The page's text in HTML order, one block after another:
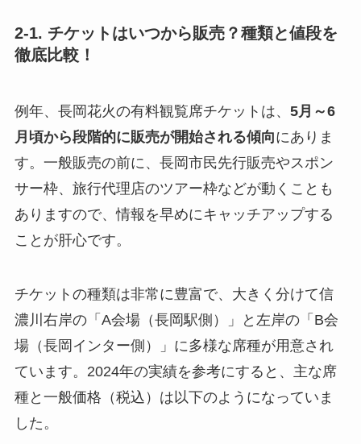
2-1. チケットはいつから販売？種類と値段を
徹底比較！
例年、長岡花火の有料観覧席チケットは、 5月～6
月頃から段階的に販売が開始される傾向にありま
す。一般販売の前に、長岡市民先行販売やスポン
サー枠、旅行代理店のツアー枠などが動くことも
ありますので、情報を早めにキャッチアップする
ことが肝心です。
チケットの種類は非常に豊富で、大きく分けて信
濃川右岸の「A会場（長岡駅側）」と左岸の「B会
場（長岡インター側）」に多様な席種が用意され
ています。2024年の実績を参考にすると、主な席
種と一般価格（税込）は以下のようになっていま
した。